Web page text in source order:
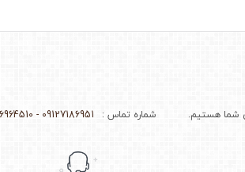
شماره تماس : 09127186951 - 02166964510